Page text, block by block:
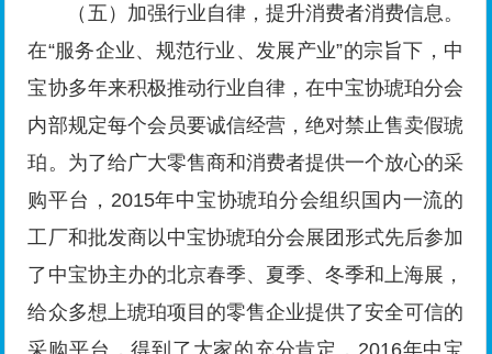
（五）加强行业自律，提升消费者消费信息。
在“服务企业、规范行业、发展产业”的宗旨下，中
宝协多年来积极推动行业自律，在中宝协琥珀分会
内部规定每个会员要诚信经营，绝对禁止售卖假琥
珀。为了给广大零售商和消费者提供一个放心的采
购平台，2015年中宝协琥珀分会组织国内一流的
工厂和批发商以中宝协琥珀分会展团形式先后参加
了中宝协主办的北京春季、夏季、冬季和上海展，
给众多想上琥珀项目的零售企业提供了安全可信的
采购平台，得到了大家的充分肯定，2016年中宝